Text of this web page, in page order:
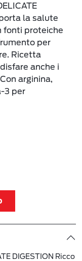
la salute
fonti proteiche
per
Ricetta
anche i
arginina,
3 per
DIGESTION Ricco